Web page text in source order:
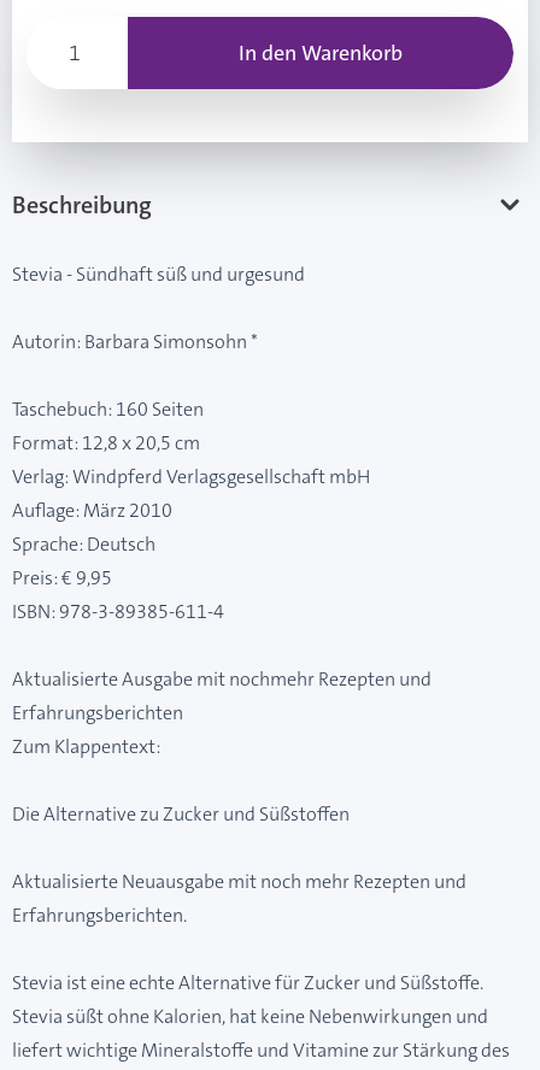
In den Warenkorb
Beschreibung
Stevia - Sündhaft süß und urgesund
Autorin: Barbara Simonsohn *
Taschebuch: 160 Seiten
Format: 12,8 x 20,5 cm
Verlag: Windpferd Verlagsgesellschaft mbH
Auflage: März 2010
Sprache: Deutsch
Preis: € 9,95
ISBN: 978-3-89385-611-4
Aktualisierte Ausgabe mit nochmehr Rezepten und
Erfahrungsberichten
Zum Klappentext:
Die Alternative zu Zucker und Süßstoffen
Aktualisierte Neuausgabe mit noch mehr Rezepten und
Erfahrungsberichten.
Stevia ist eine echte Alternative für Zucker und Süßstoffe.
Stevia süßt ohne Kalorien, hat keine Nebenwirkungen und
liefert wichtige Mineralstoffe und Vitamine zur Stärkung des